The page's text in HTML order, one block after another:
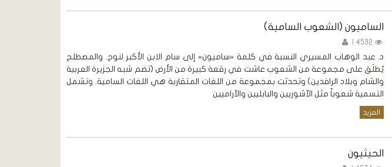
الساميون (الشعوب السامية)
د. عبد الوهاب المسيري النسبة في كلمة «ساميون» إلى سام الابن الأكبر لنوح. والمصطلح
يُطلَق على مجموعة من الشعوب عاشت في رقعة كبيرة من الأرض (تضم شبه الجزيرة العربية
والشام وبلاد الرافدين) وتحدثت بمجموعة من اللغات المتقاربة هي اللغات السامية. وتشمل
التسمية شعوباً مثل الآشوريين والبابليين والآراميين
المزيد
الحيثيون